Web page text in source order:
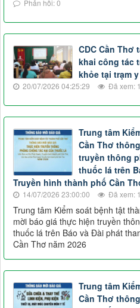
Phản hồi: 0
CDC Cần Thơ
khai công tác
khỏe tại trạm
20/07/2026 04:25:29 Đã xem:
Trung tâm
Cần Thơ
truyền thông
thuốc lá trên
Truyền hình thành phố Cần
14/07/2026 23:00:00 Đã xem:
Trung tâm Kiểm soát bệnh tật
mời báo giá thực hiện truyền
thuốc lá trên Báo và Đài phát
Cần Thơ năm 2026
Trung tâm
Cần Thơ